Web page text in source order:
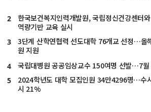
2
한국보건복지인력개발원, 국립정신건강센터
역량기반 교육 실시
3
3단계 산학연협력 선도대학 76개교 선정…올
원 지원
4 국립대병원 공공임상교수 150여명 선발…7월
5
2024학년도 대학 모집인원 34만4296명…수
시 21%